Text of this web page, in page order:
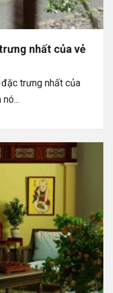
nhất của vẻ
trưng nhất của